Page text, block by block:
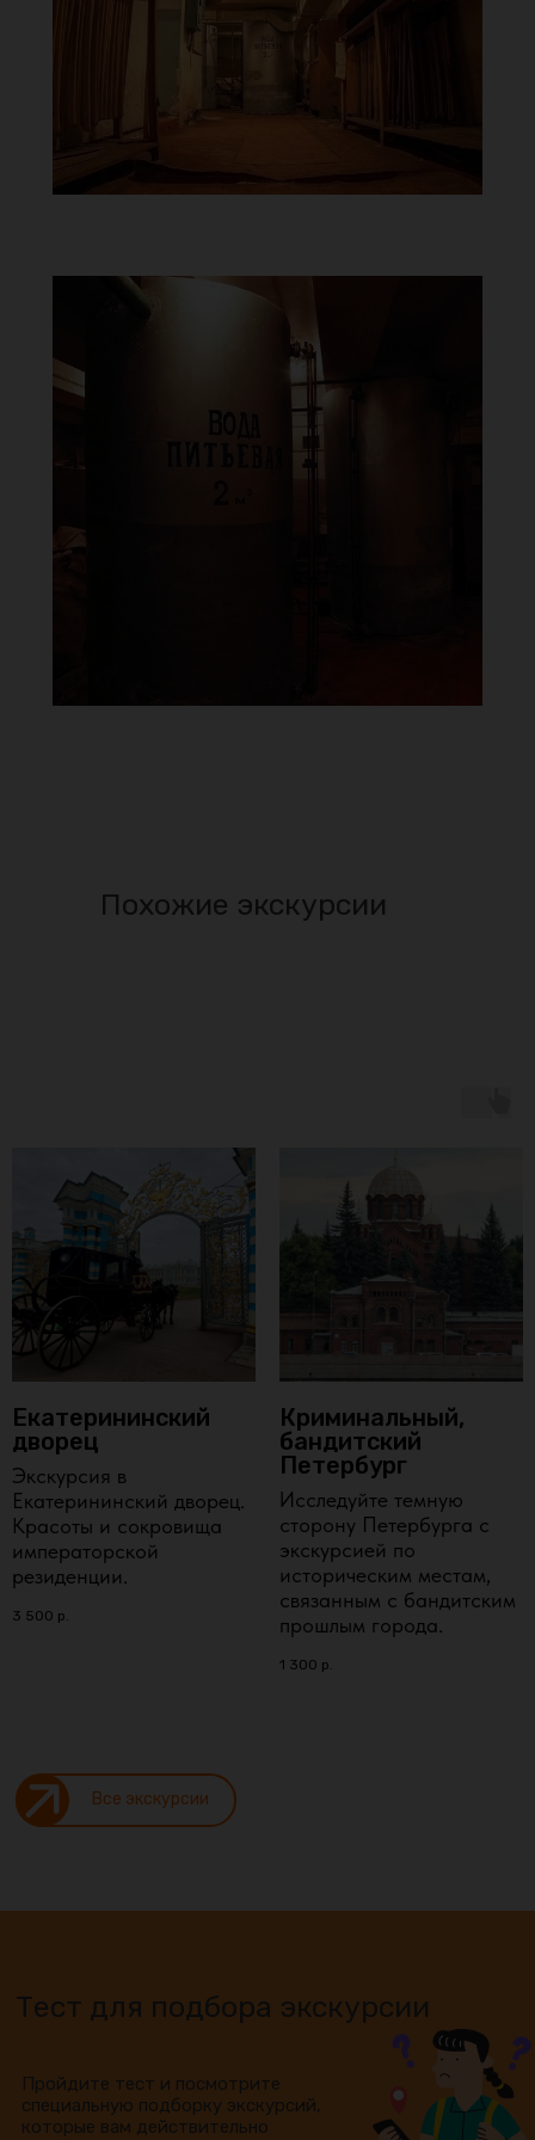
Похожие экскурсии
Екатерининский
дворец
Экскурсия в
Екатерининский дворец.
Красоты и сокровища
императорской
резиденции.
3 500 р.
Криминальный,
бандитский
Петербург
Исследуйте темную
сторону Петербурга с
экскурсией по
историческим местам,
связанным с бандитским
прошлым города.
1 300 р.
Все экскурсии
Пройдите тест и посмотрите
специальную подборку экскурсий,
которые вам действительно
Тест для подбора экскурсии